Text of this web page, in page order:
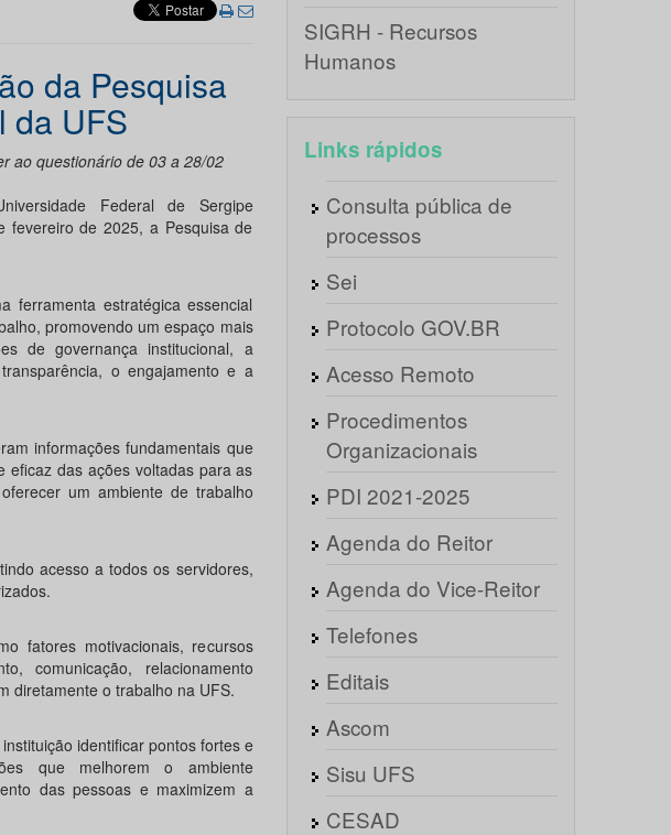
da Pesquisa
da UFS
ao questionário de 03 a 28/02
Federal de Sergipe
fevereiro de 2025, a Pesquisa de
ferramenta estratégica essencial
promovendo um espaço mais
de governança institucional, a
o engajamento e a
informações fundamentais que
eficaz das ações voltadas para as
um ambiente de trabalho
acesso a todos os servidores,
fatores motivacionais, recursos
comunicação, relacionamento
diretamente o trabalho na UFS.
identificar pontos fortes e
que melhorem o ambiente
das pessoas e maximizem a
SIGRH - Recursos
Humanos
Links rápidos
Consulta pública de
processos
Sei
Protocolo GOV.BR
Acesso Remoto
Procedimentos
Organizacionais
PDI 2021-2025
Agenda do Reitor
Agenda do Vice-Reitor
Telefones
Editais
Ascom
Sisu UFS
CESAD